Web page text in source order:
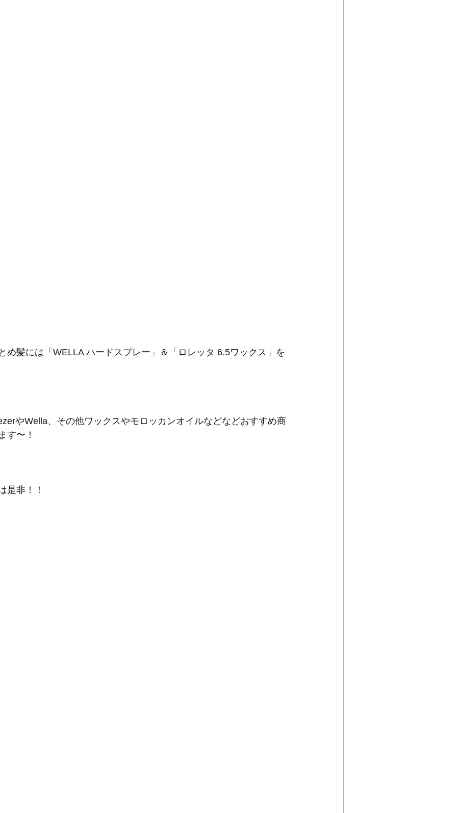
め髪には「WELLA ハードスプレー」＆「ロレッタ 6.5ワックス」を
やWella、その他ワックスやモロッカンオイルなどなどおすすめ商
す〜！
是非！！